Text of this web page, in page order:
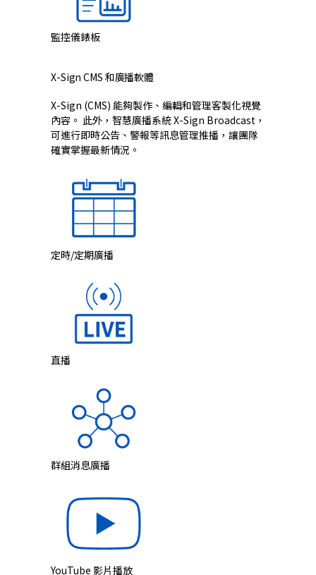
監控儀錶板
X-Sign CMS 和廣播軟體
X-Sign (CMS) 能夠製作、編輯和管理客製化視覺
內容。 此外，智慧廣播系統 X-Sign Broadcast，
可進行即時公告、警報等訊息管理推播，讓團隊
確實掌握最新情況。
定時/定期廣播
直播
群組消息廣播
YouTube 影片播放